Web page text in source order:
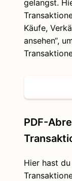
gelangst.
Käufe,
ansehen“,
PDF-
Hier hast